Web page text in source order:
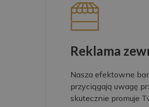
Reklama
Nasza efektowne
przyciągają uwagę
skutecznie promuje